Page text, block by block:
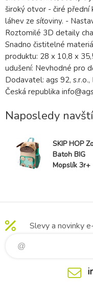
široký otvor - čiré přední
láhev ze síťoviny. -
Roztomilé 3D detaily
Snadno čistitelné
produktu: 28 x 10,8 x
udušení: Nevhodné pro
Dodavatel: ags 92,
Česká republika
Naposledy
SKIP HOP
Batoh BIG
Mopslík 3r+
Slevy a novinky